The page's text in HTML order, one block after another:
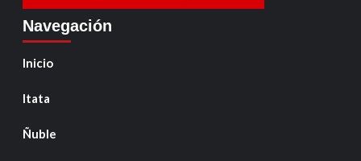
Navegación
Inicio
Itata
Ñuble